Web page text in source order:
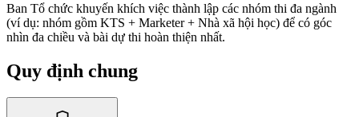
Ban Tổ chức khuyến khích việc thành lập các nhóm thi đa ngành
(ví dụ: nhóm gồm KTS + Marketer + Nhà xã hội học) để có góc
nhìn đa chiều và bài dự thi hoàn thiện nhất.
Quy định chung